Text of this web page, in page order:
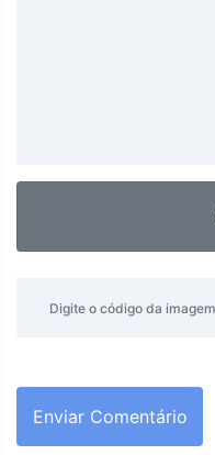
Enviar Comentário